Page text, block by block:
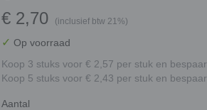
€ 2,70 (inclusief btw 21%)
✓ Op voorraad
Koop 3 stuks voor € 2,57 per stuk en
Koop 5 stuks voor € 2,43 per stuk en
Aantal